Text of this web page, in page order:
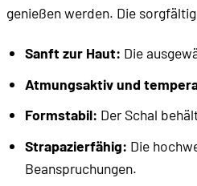
genießen werden. Die
Sanft zur Haut: Die
Atmungsaktiv und
Formstabil: Der Schal
Strapazierfähig: Die
Beanspruchungen.